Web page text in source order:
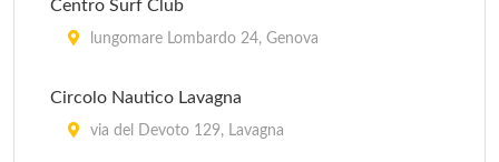
Centro Surf Club
lungomare Lombardo 24, Genova
Circolo Nautico Lavagna
via del Devoto 129, Lavagna